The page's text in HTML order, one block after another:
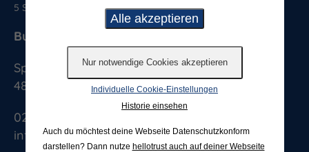
5 Sterne von Bewertungen
Budde Grabmale GmbH & Co. KG
info@budde-grabmale.de
025813076
Splieterstrasse 41
48231
WarendorfIndividuelle Cookie-Einstellungen
Historie einsehen
Auch du möchtest deine Webseite Datenschutzkonform
darstellen? Dann nutze hellotrust auch auf deiner Webseite